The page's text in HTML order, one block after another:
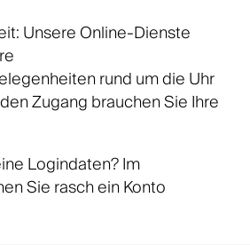
Unsere Online-Dienste
rund um die Uhr
Zugang brauchen Sie Ihre
Logindaten? Im
Sie rasch ein Konto